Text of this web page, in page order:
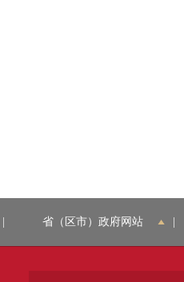
省（区市）政府网站